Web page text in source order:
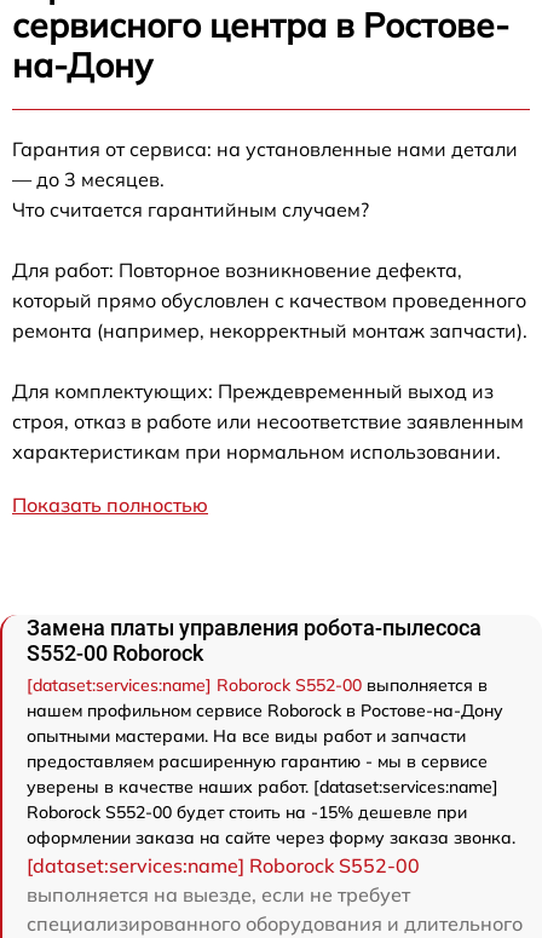
сервисного центра в Ростове-
на-Дону
Гарантия от сервиса: на установленные нами детали
— до 3 месяцев.
Что считается гарантийным случаем?
Для работ: Повторное возникновение дефекта,
который прямо обусловлен с качеством проведенного
ремонта (например, некорректный монтаж запчасти).
Для комплектующих: Преждевременный выход из
строя, отказ в работе или несоответствие заявленным
характеристикам при нормальном использовании.
Показать полностью
Замена платы управления робота-пылесоса
S552-00 Roborock
[dataset:services:name] Roborock S552-00 выполняется в
нашем профильном сервисе Roborock в Ростове-на-Дону
опытными мастерами. На все виды работ и запчасти
предоставляем расширенную гарантию - мы в сервисе
уверены в качестве наших работ. [dataset:services:name]
Roborock S552-00 будет стоить на -15% дешевле при
оформлении заказа на сайте через форму заказа звонка.
[dataset:services:name] Roborock S552-00
выполняется на выезде, если не требует
специализированного оборудования и длительного